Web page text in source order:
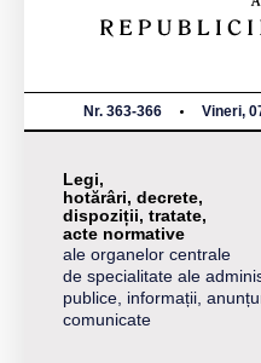
Nr. 363-366 Vineri,
Legi,
hotărâri, decrete,
dispoziții, tratate,
acte normative
ale organelor centrale
de specialitate ale
publice, informații,
comunicate